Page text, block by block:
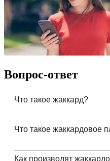
Вопрос-ответ
Что такое жаккард?
Что такое жаккардовое
Как производят